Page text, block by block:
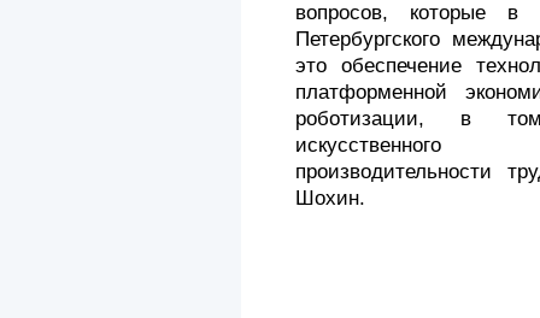
вопросов, которые
Петербургского
это обеспечение
платформенной
роботизации, в
искусственного
производительности
Шохин.